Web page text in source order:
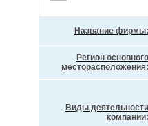
Название фирмы:
Регион основного
месторасположения:
Виды деятельности
компании: